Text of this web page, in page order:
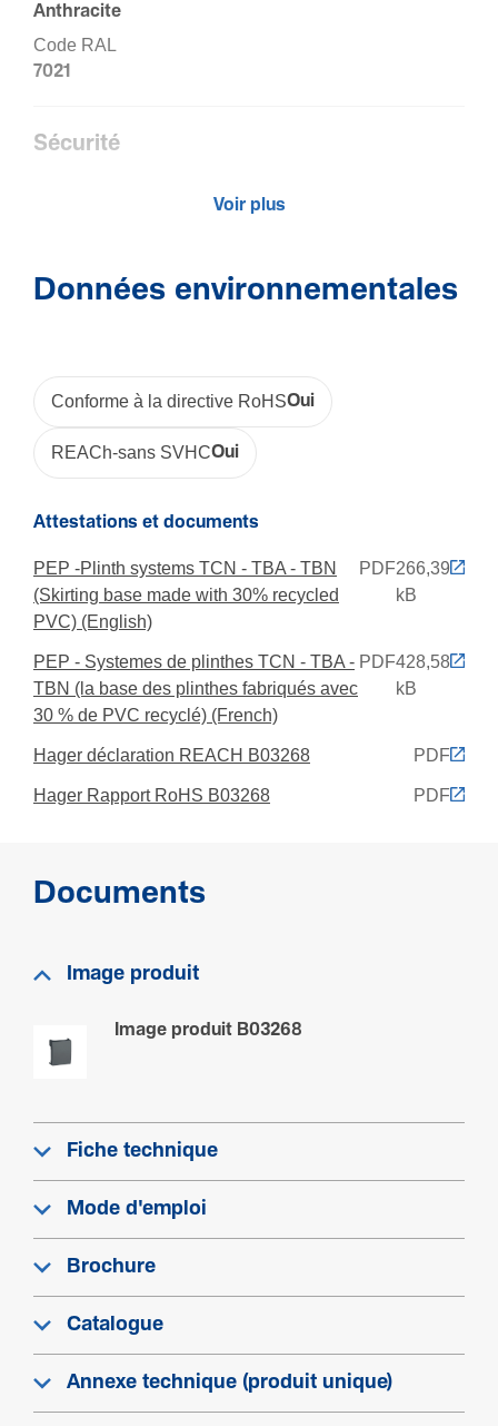
Anthra­cite
Code RAL
7021
Sécu­rité
Classe de protection (IP)
IK07
TCN 69x23
Voir plus
Données environnementales
Conforme à la directive RoHSOui
REACh-sans SVHCOui
Attestations et documents
PEP -Plinth systems TCN - TBA - TBN
(Skirting base made with 30% recycled
PVC) (English)
PDF266,39
kB
PEP - Systemes de plinthes TCN - TBA -
TBN (la base des plinthes fabriqués avec
30 % de PVC recyclé) (French)
PDF428,58
kB
Hager déclaration REACH B03268 PDF
Hager Rapport RoHS B03268 PDF
Documents
Image produit
Image produit B03268
Fiche technique
Mode d'emploi
Brochure
Catalogue
Annexe technique (produit unique)